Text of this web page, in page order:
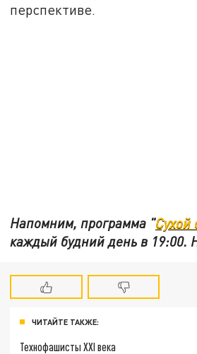
перспективе.
Напомним, программа "Сухой
каждый будний день в 19:00.
ЧИТАЙТЕ ТАКЖЕ:
Технофашисты XXI века